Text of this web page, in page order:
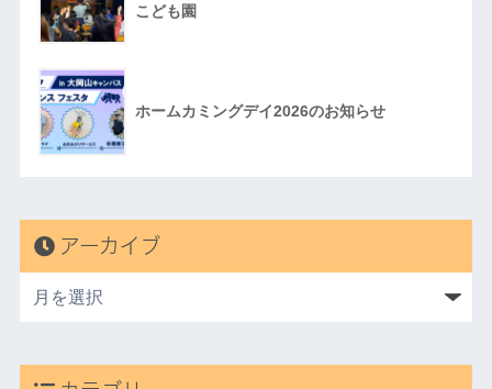
こども園
ホームカミングデイ2026のお知らせ
アーカイブ